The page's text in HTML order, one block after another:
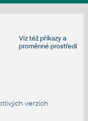
Viz téžpříkazya
proměnné prostředí
verzích